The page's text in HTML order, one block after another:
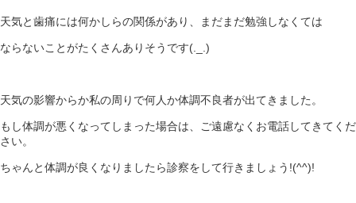
天気と歯痛には何かしらの関係があり、まだまだ勉強しなくては
ならないことがたくさんありそうです(._.)
天気の影響からか私の周りで何人か体調不良者が出てきました。
もし体調が悪くなってしまった場合は、ご遠慮なくお電話してきてくだ
さい。
ちゃんと体調が良くなりましたら診察をして行きましょう!(^^)!